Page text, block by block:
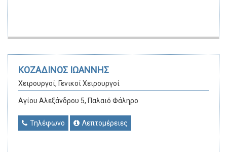
ΚΟΖΑΔΙΝΟΣ ΙΩΑΝΝΗΣ
Χειρουργοί, Γενικοί Χειρουργοί
Αγίου Αλεξάνδρου 5, Παλαιό Φάληρο
Τηλέφωνο Λεπτομέρειες